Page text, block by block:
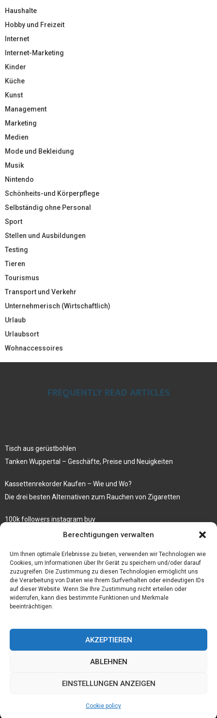
Berechtigungen verwalten
Um Ihnen optimale Erlebnisse zu bieten, verwenden wir Technologien wie
Cookies, um Informationen über Ihr Gerät zu speichern und/oder darauf
zuzugreifen. Die Zustimmung zu diesen Technologien ermöglicht uns
die Verarbeitung von Daten wie Ihrem Surfverhalten oder eindeutigen IDs
auf dieser Website. Wenn Sie Ihre Zustimmung nicht erteilen oder
widerrufen, kann dies bestimmte Funktionen und Merkmale
beeinträchtigen.
AKZEPTIEREN
ABLEHNEN
EINSTELLUNGEN ANZEIGEN
Cookie policy
Haushalte
Hobby und Freizeit
Internet
Internet-Marketing
Kinder
Küche
Kunst
Management
Marketing
Medien
Mode und Bekleidung
Musik
Nintendo
Schönheits-und Körperpflege
Selbständig ohne Personal
Sport
Stellen und Ausbildungen
Testing
Tieren
Tourismus
Transport und Verkehr
Unternehmerisch (Wirtschaftlich)
Urlaub
Urlaubsort
Wohnaccessoires
FREQUENTLY READ ARTICLES
Tisch aus gerüstbohlen
Tanken Wuppertal – Geschäfte, Preise und Neuigkeiten
Kassettenrekorder Kaufen – Wie und Wo?
Die drei besten Alternativen zum Rauchen von Zigaretten
100k followers instagram buy
Rezepte für gekochte Süßkartoffeln
Gönnen Sie sich bedruckte Fliesen mit einem eigenen Bild
Contact